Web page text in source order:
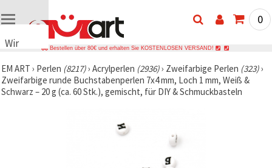
Wir
Cookies
🍪 Wir
verwenden
0
Bestellen über 80€ und erhalten Sie KOSTENLOSEN VERSAND!
EM ART › Perlen (8217)› Acrylperlen (2936)› Zweifarbige Perlen (323)›
Zweifarbige runde Buchstabenperlen 7x4 mm, Loch 1 mm, Weiß &
Schwarz – 20 g (ca. 60 Stk.), gemischt, für DIY & Schmuckbasteln